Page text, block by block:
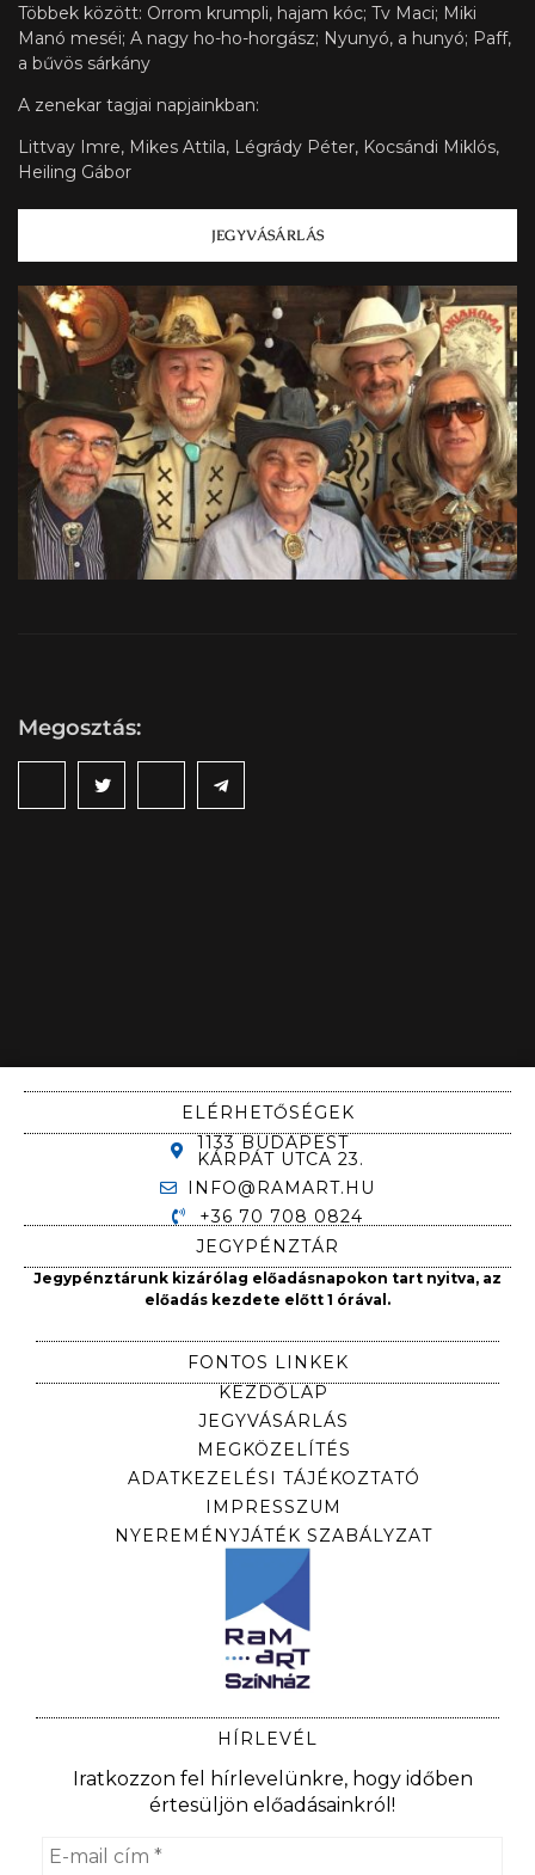
Többek között: Orrom krumpli, hajam kóc; Tv Maci; Miki
Manó meséi; A nagy ho-ho-horgász; Nyunyó, a hunyó; Paff,
a bűvös sárkány
A zenekar tagjai napjainkban:
Littvay Imre, Mikes Attila, Légrády Péter, Kocsándi Miklós,
Heiling Gábor
JEGYVÁSÁRLÁS
Megosztás:
ELÉRHETŐSÉGEK
1133 BUDAPEST
KÁRPÁT UTCA 23.
INFO@RAMART.HU
+36 70 708 0824
JEGYPÉNZTÁR
Jegypénztárunk kizárólag előadásnapokon tart nyitva, az
előadás kezdete előtt 1 órával.
FONTOS LINKEK
KEZDŐLAP
JEGYVÁSÁRLÁS
MEGKÖZELÍTÉS
ADATKEZELÉSI TÁJÉKOZTATÓ
IMPRESSZUM
NYEREMÉNYJÁTÉK SZABÁLYZAT
HÍRLEVÉL
Iratkozzon fel hírlevelünkre, hogy időben
értesüljön előadásainkról!